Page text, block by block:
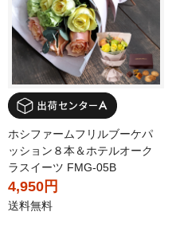
ホシファームフリルブーケパ
ッション８本＆ホテルオーク
ラスイーツ FMG-05B
4,950円
送料無料